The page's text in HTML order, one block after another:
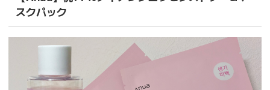
スクパック